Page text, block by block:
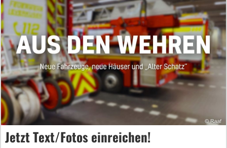
Jetzt Text/Fotos einreichen!